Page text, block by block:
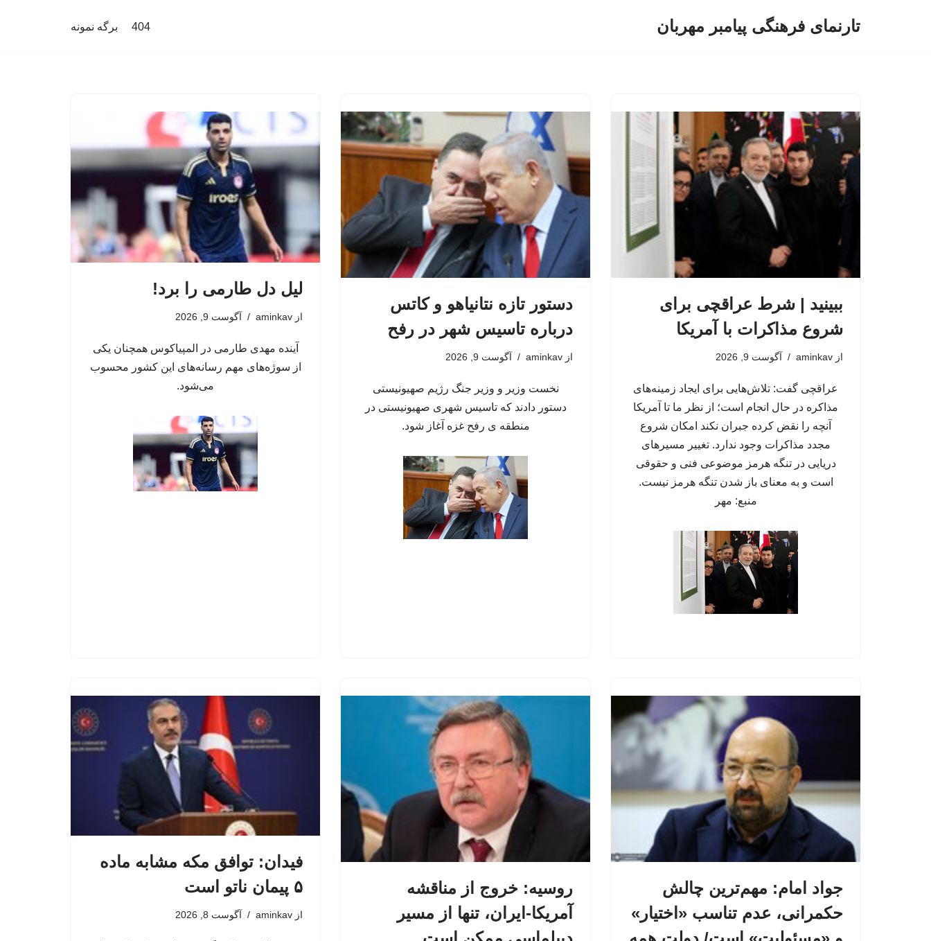
تارنمای فرهنگی پیامبر مهربان 404 برگه نمونه
ببینید | شرط عراقچی برای
شروع مذاکرات با آمریکا
از aminkav آگوست 9, 2026
عراقچی گفت: تلاش‌هایی برای ایجاد زمینه‌های
مذاکره در حال انجام است؛ از نظر ما تا آمریکا
آنچه را نقض کرده جبران نکند امکان شروع
مجدد مذاکرات وجود ندارد. تغییر مسیرهای
دریایی در تنگه هرمز موضوعی فنی و حقوقی
است و به معنای باز شدن تنگه هرمز نیست.
منبع: مهر
دستور تازه نتانیاهو و کاتس
درباره تاسیس شهر در رفح
از aminkav آگوست 9, 2026
نخست وزیر و وزیر جنگ رژیم صهیونیستی
دستور دادند که تاسیس شهری صهیونیستی در
منطقه ی رفح غزه آغاز شود.
لیل دل طارمی را برد!
از aminkav آگوست 9, 2026
آینده مهدی طارمی در المپیاکوس همچنان یکی
از سوژه‌های مهم رسانه‌های این کشور محسوب
می‌شود.
جواد امام: مهم‌ترین چالش
حکمرانی، عدم تناسب «اختیار»
روسیه: خروج از مناقشه
آمریکا-ایران، تنها از مسیر
فیدان: توافق مکه مشابه ماده
۵ پیمان ناتو است
از aminkav آگوست 8, 2026